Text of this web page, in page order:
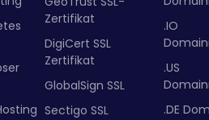
Zertifikat
DigiCert SSL
Zertifikat
GlobalSign SSL
Sectigo SSL
.IO
.US
.DE